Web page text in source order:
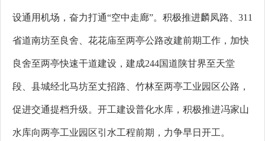
设通用机场，奋力打通“空中走廊”。积极推进麟凤路、311
省道南坊至良舍、花花庙至两亭公路改建前期工作，加快
良舍至两亭快速干道建设，建成244国道陕甘界至天堂
段、县城经北马坊至丈招路、竹林至两亭工业园区公路，
促进交通提档升级。开工建设普化水库，积极推进冯家山
水库向两亭工业园区引水工程前期，力争早日开工。